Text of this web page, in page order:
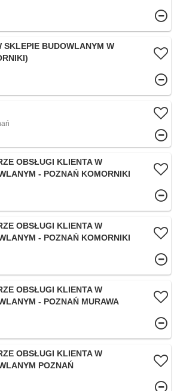
SKLEPIE BUDOWLANYM W
OBSŁUGI KLIENTA W
- POZNAŃ KOMORNIKI
OBSŁUGI KLIENTA W
- POZNAŃ KOMORNIKI
OBSŁUGI KLIENTA W
- POZNAŃ MURAWA
OBSŁUGI KLIENTA W
POZNAŃ